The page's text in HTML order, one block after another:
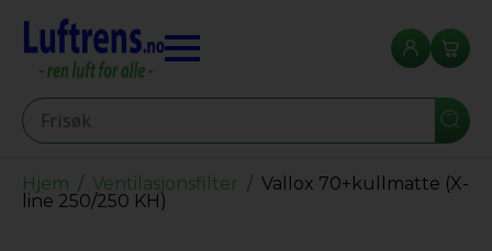
Seearch
Hjem Ventilasjonsfilter
Vallox 70+kullmatte (X-
line 250/250 KH)